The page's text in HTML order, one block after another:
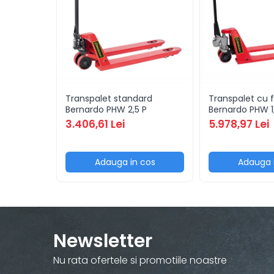
Masini electrice de filetat
Exhaustor pentru aschii metal
Masini de gaurit cu talpa
Instalatii de spalare a pieselor
Accesorii prelucrare metal
pentru strunguri
Falci pentru 3 bacuri PS3/ PO3
Fălcile pentru 4-bacuri DK12
Mandrine independente
Mandrină cu 3 fălci din fontă
Transpalet standard
Bernardo PHW 2,5 P
3.406,61 Lei
Adauga in cos
Transpalet cu
Bernardo PHW
5.978,97 Lei
Adauga
Newsletter
Nu rata ofertele si promotiile noastre